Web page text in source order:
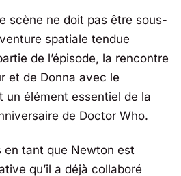
scène ne doit pas être sous-
spatiale tendue
de l’épisode, la rencontre
et de Donna avec le
un élément essentiel de la
de Doctor Who.
en tant que Newton est
qu’il a déjà collaboré